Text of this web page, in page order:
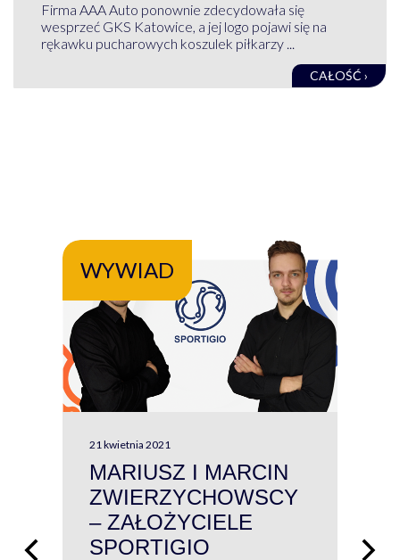
Firma AAA Auto ponownie zdecydowała się
wesprzeć GKS Katowice, a jej logo pojawi się na
rękawku pucharowych koszulek piłkarzy ...
CAŁOŚĆ ›
WYWIAD
21 kwietnia 2021
MARIUSZ I MARCIN
ZWIERZYCHOWSCY
– ZAŁOŻYCIELE
SPORTIGIO